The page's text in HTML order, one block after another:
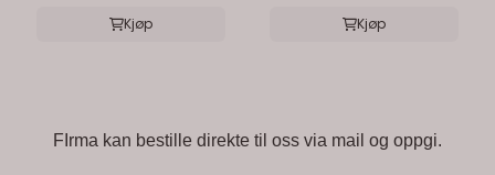
Kjøp
Kjøp
FIrma kan bestille direkte til oss via mail og oppgi.